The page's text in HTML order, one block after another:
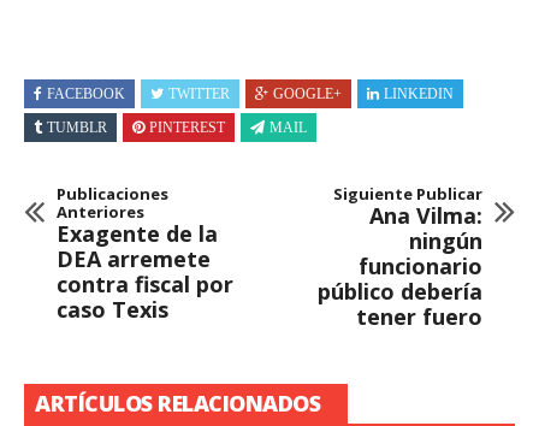
FACEBOOK TWITTER GOOGLE+
LINKEDIN
TUMBLR
PINTEREST MAIL
Publicaciones
Anteriores
Exagente de la
DEA arremete
contra fiscal por
caso Texis
Siguiente Publicar
Ana Vilma:
ningún
funcionario
público debería
tener fuero
ARTÍCULOS RELACIONADOS